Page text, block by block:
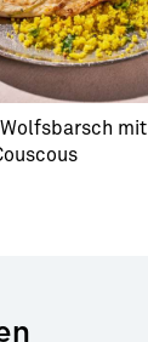
mit